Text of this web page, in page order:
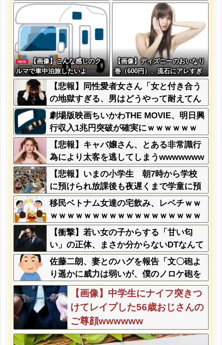
←お前らから見てど
う？？？？？？？
NEW
【画像】こんな感じのク
ルマで車中泊旅したいよ
な？？？
【画像】ディズニーのおいなり
巻（600円）、流石にアレすぎ
て賛否両論の大炎上をしてしま
うw w w w w w w
【悲報】同性愛者女さん「女と付き合う
の地獄すぎる、男はどうやって耐えてん
の？」←コレは同意せざるおえないと話
題に
劇場版映画ちいかわTHE MOVIE、明日興
行収入1兆円突破が確実にｗｗｗｗｗｗ
ｗｗｗｗｗｗｗ
【悲報】キャバ嬢さん、とある非常識行
為により太客を逃してしまうwwwwwww
wwwwwwwwwwwwwwwwwwww
【悲報】いまの小学生 朝7時から学校
に預けられ放課後も夜遅くまで学童に預
けられる生活をしていたwwwwwwwww
wwwww
移民ベトナム女達の宅飲み、レベチｗｗ
ｗｗｗｗｗｗｗｗｗｗｗｗｗｗｗｗｗｗ
ｗｗｗｗ
【衝撃】若い女の子からする「甘い匂
い」の正体、まさか分からないDTなんて
おらんよな？よな？w w w w w w w w w
w w
佐藤二朗、妻とのハグを報告「文〇砲よ
り遥かに威力は弱いが、僕のノロケ砲を
お見舞いする」
【画像】中学生にナイフ突きつ
けてレイプした56歳おじさんの
ご尊顔wwwwww